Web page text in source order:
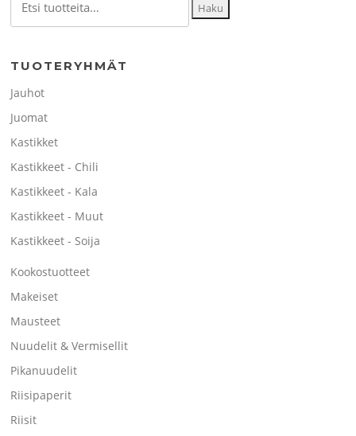
Haku
TUOTERYHMÄT
Jauhot
Juomat
Kastikket
Kastikkeet - Chili
Kastikkeet - Kala
Kastikkeet - Muut
Kastikkeet - Soija
Kookostuotteet
Makeiset
Mausteet
Nuudelit & Vermisellit
Pikanuudelit
Riisipaperit
Riisit